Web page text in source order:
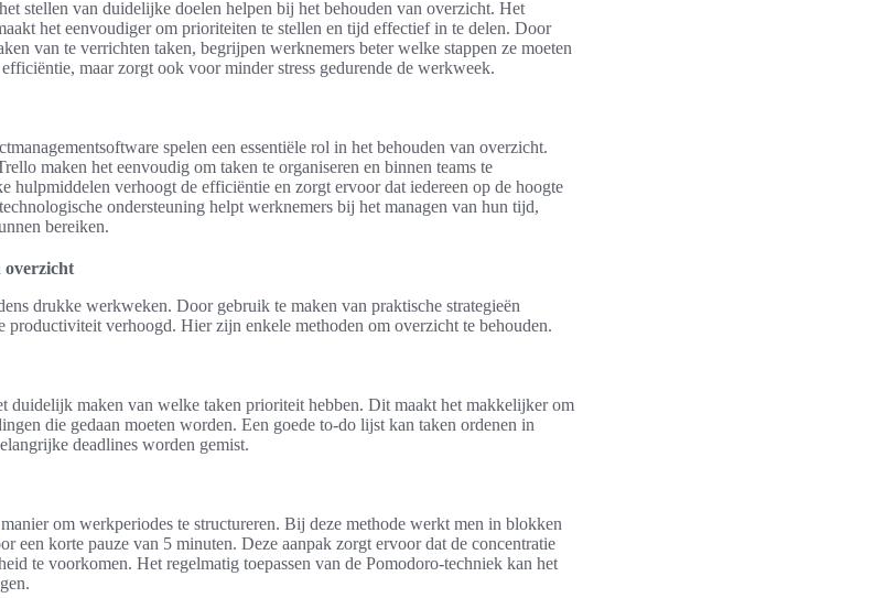
stellen van duidelijke doelen helpen bij het behouden van overzicht. Het
het eenvoudiger om prioriteiten te stellen en tijd effectief in te delen. Door
van te verrichten taken, begrijpen werknemers beter welke stappen ze moeten
maar zorgt ook voor minder stress gedurende de werkweek.
spelen een essentiële rol in het behouden van overzicht.
maken het eenvoudig om taken te organiseren en binnen teams te
hulpmiddelen verhoogt de efficiëntie en zorgt ervoor dat iedereen op de hoogte
ondersteuning helpt werknemers bij het managen van hun tijd,
bereiken.
overzicht
drukke werkweken. Door gebruik te maken van praktische strategieën
productiviteit verhoogd. Hier zijn enkele methoden om overzicht te behouden.
duidelijk maken van welke taken prioriteit hebben. Dit maakt het makkelijker om
die gedaan moeten worden. Een goede to-do lijst kan taken ordenen in
deadlines worden gemist.
om werkperiodes te structureren. Bij deze methode werkt men in blokken
een korte pauze van 5 minuten. Deze aanpak zorgt ervoor dat de concentratie
te voorkomen. Het regelmatig toepassen van de Pomodoro-techniek kan het